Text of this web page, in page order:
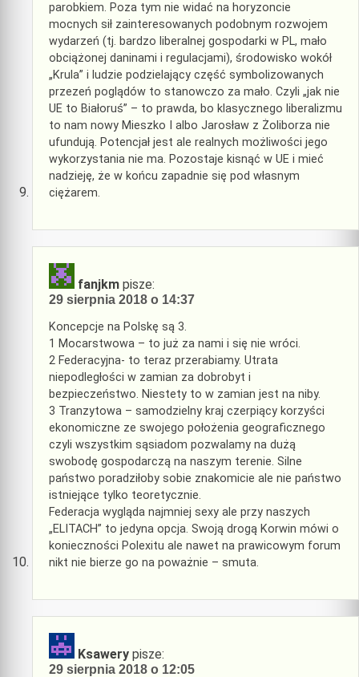
parobkiem. Poza tym nie widać na horyzoncie
mocnych sił zainteresowanych podobnym rozwojem
wydarzeń (tj. bardzo liberalnej gospodarki w PL, mało
obciążonej daninami i regulacjami), środowisko wokół
„Krula” i ludzie podzielający część symbolizowanych
przezeń poglądów to stanowczo za mało. Czyli „jak nie
UE to Białoruś” – to prawda, bo klasycznego liberalizmu
to nam nowy Mieszko I albo Jarosław z Żoliborza nie
ufundują. Potencjał jest ale realnych możliwości jego
wykorzystania nie ma. Pozostaje kisnąć w UE i mieć
nadzieję, że w końcu zapadnie się pod własnym
ciężarem.
fanjkm pisze:
29 sierpnia 2018 o 14:37
Koncepcje na Polskę są 3.
1 Mocarstwowa – to już za nami i się nie wróci.
2 Federacyjna- to teraz przerabiamy. Utrata
niepodległości w zamian za dobrobyt i
bezpieczeństwo. Niestety to w zamian jest na niby.
3 Tranzytowa – samodzielny kraj czerpiący korzyści
ekonomiczne ze swojego położenia geograficznego
czyli wszystkim sąsiadom pozwalamy na dużą
swobodę gospodarczą na naszym terenie. Silne
państwo poradziłoby sobie znakomicie ale nie państwo
istniejące tylko teoretycznie.
Federacja wygląda najmniej sexy ale przy naszych
„ELITACH” to jedyna opcja. Swoją drogą Korwin mówi o
konieczności Polexitu ale nawet na prawicowym forum
nikt nie bierze go na poważnie – smuta.
Ksawery pisze:
29 sierpnia 2018 o 12:05